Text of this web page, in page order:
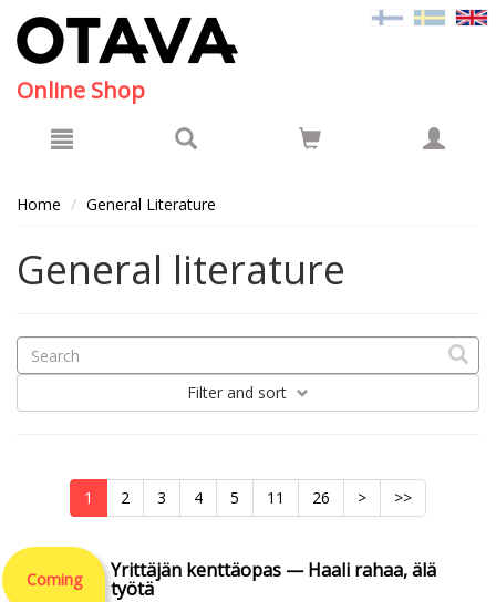
Online Shop
Home General Literature
General literature
Filter and sort
1 2 3 4 5 11 26 > >>
Coming Yrittäjän kenttäopas — Haali rahaa, älä
työtä